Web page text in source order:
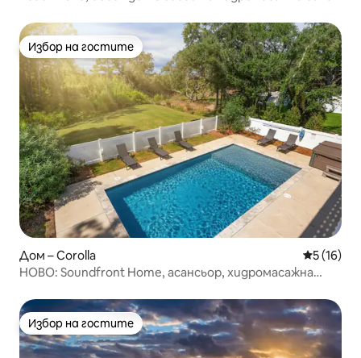
Избор на гостите
Избор на гостите
Дом – Corolla Средна
5 (16)
НОВО: Soundfront Home, асансьор, хидромасажна
Избор на гостите
Избор на гостите